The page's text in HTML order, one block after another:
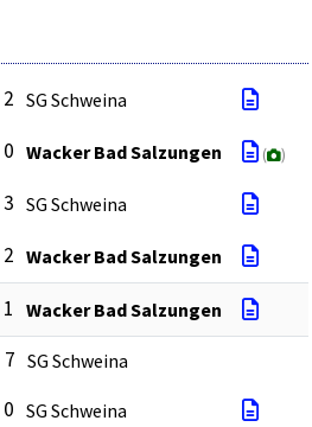
SG Schweina
Wacker Bad Salzungen ( )
SG Schweina
Wacker Bad Salzungen
Wacker Bad Salzungen
7 SG Schweina
SG Schweina